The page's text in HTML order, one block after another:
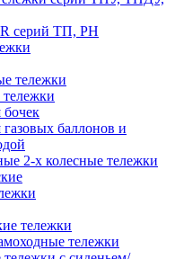
серий ТП, PH
тележки
бочек
баллонов и
2-х колесные тележки
тележки
тележки